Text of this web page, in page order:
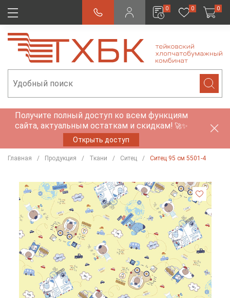
0 0 0
Получите полный доступ ко всем функциям
сайта, актуальным остаткам и скидкам! 🚀✨
Открыть доступ
Главная Продукция Ткани Ситец Ситец 95 см 5501-4